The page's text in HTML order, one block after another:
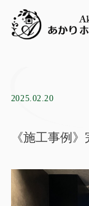
2025.02.20
《施工事例